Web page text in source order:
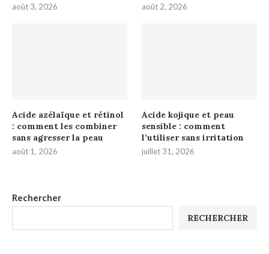
Rechercher
RECHERCHER
août 3, 2026 août 2, 2026
Acide azélaïque et rétinol
: comment les combiner
sans agresser la peau
août 1, 2026
Acide kojique et peau
sensible : comment
l’utiliser sans irritation
juillet 31, 2026